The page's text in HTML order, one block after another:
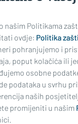
put.
Jednako
profesionalno
nije omeo.
Gradu
zone koja
našim Politikama
ovdje: Politika
pohranjujemo i
poput kolačića ili
osobne
podataka u svrhu
naših
promijeniti u našim